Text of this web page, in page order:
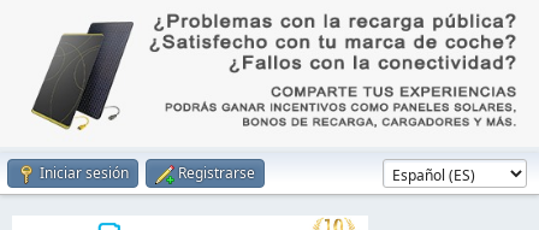
Iniciar sesión Registrarse